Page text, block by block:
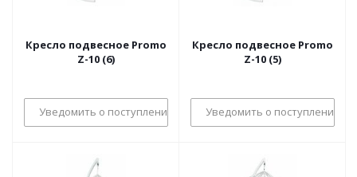
Кресло подвесное Promo
Z-10 (6)
Уведомить о поступлении
Кресло подвесное Promo
Z-10 (5)
Уведомить о поступлении